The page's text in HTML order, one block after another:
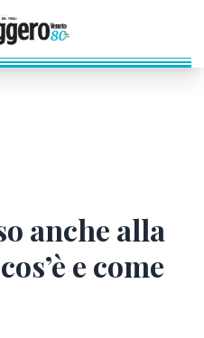
anche alla
e come